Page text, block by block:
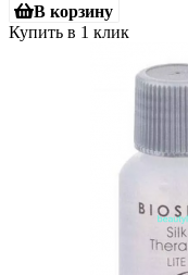
В корзину
Купить в 1 клик